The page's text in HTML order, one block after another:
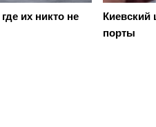
их никто не
Киевский
порты